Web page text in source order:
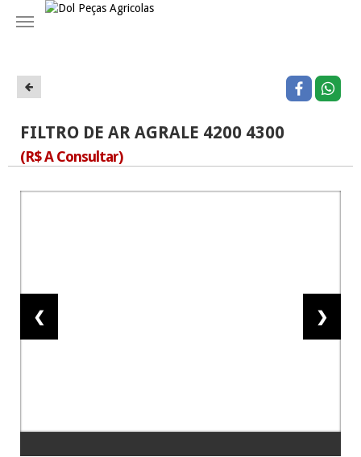
Navegação
FILTRO DE AR AGRALE 4200 4300
(R$ A Consultar)
❮ ❯